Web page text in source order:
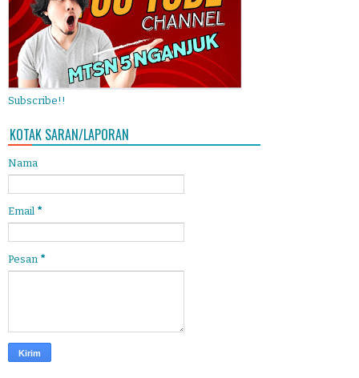
Subscribe!!
KOTAK SARAN/LAPORAN
Nama
Email *
Pesan *